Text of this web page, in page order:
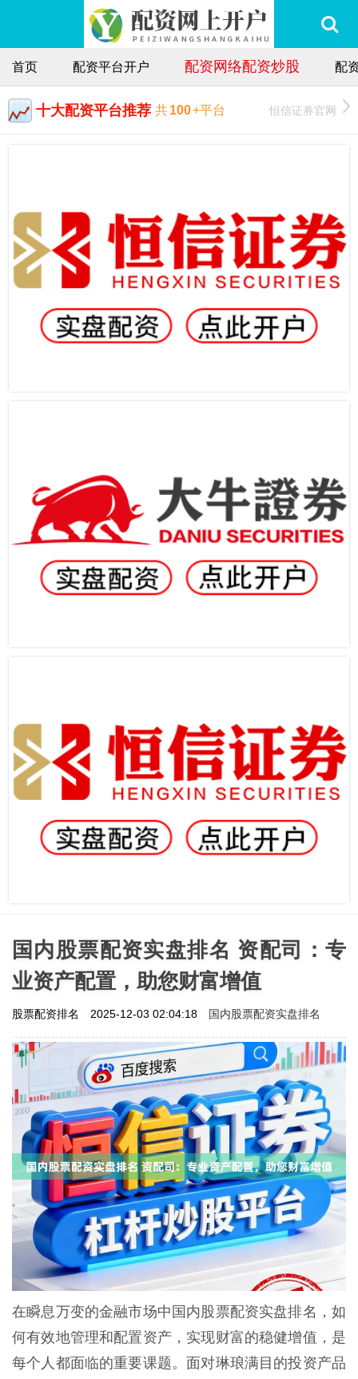
首页 配资平台开户 配资网络配资炒股 配
十大配资平台推荐 共100+平台 恒信证券官网
国内股票配资实盘排名 资配司：专
业资产配置，助您财富增值
股票配资排名 2025-12-03 02:04:18 国内股票配资实盘排名
在瞬息万变的金融市场中国内股票配资实盘排名，如
何有效地管理和配置资产，实现财富的稳健增值，是
每个人都面临的重要课题。面对琳琅满目的投资产品